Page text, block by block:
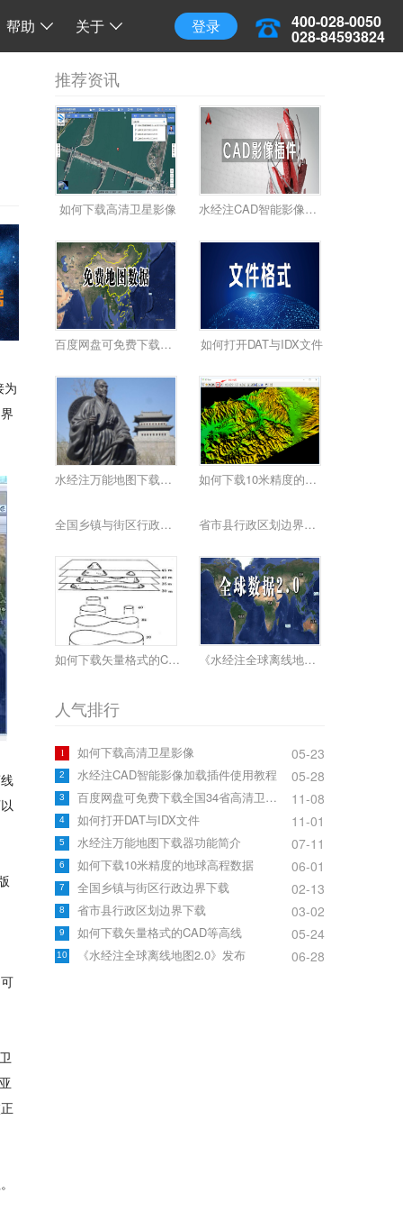
登录 400-028-0050
028-84593824
帮助 关于
三维地球
三维离线地球 开源 API 调用
推荐资讯
如何下载高清卫星影像 水经注CAD智能影像加载插件使用教程
百度网盘可免费下载全国34省高清卫星影像啦！ 如何打开DAT与IDX文件
水经注万能地图下载器功能简介 如何下载10米精度的地球高程数据
全国乡镇与街区行政边界下载 省市县行政区划边界下载
如何下载矢量格式的CAD等高线 《水经注全球离线地图2.0》发布
人气排行
05-23
1 如何下载高清卫星影像
05-28
2 水经注CAD智能影像加载插件使用教程
11-08
3 百度网盘可免费下载全国34省高清卫星影像啦！
11-01
4 如何打开DAT与IDX文件
07-11
5 水经注万能地图下载器功能简介
06-01
6 如何下载10米精度的地球高程数据
02-13
7 全国乡镇与街区行政边界下载
03-02
8 省市县行政区划边界下载
05-24
9 如何下载矢量格式的CAD等高线
06-28
10 《水经注全球离线地图2.0》发布
为